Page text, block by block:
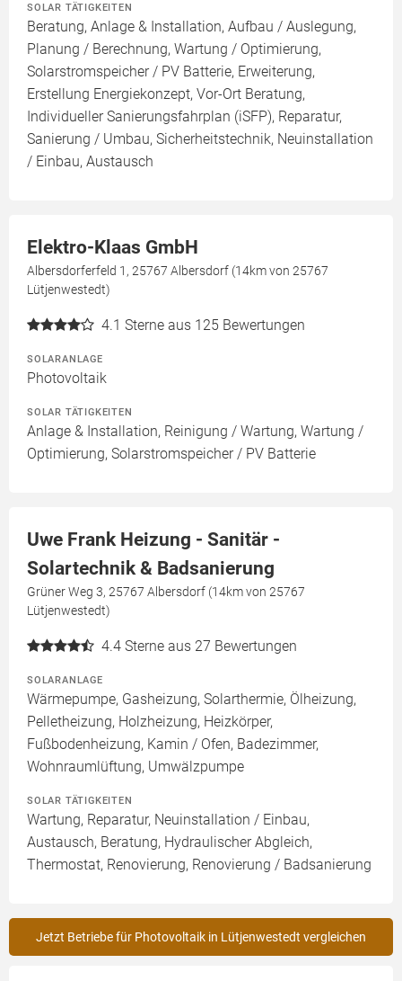
SOLAR TÄTIGKEITEN
Beratung, Anlage & Installation, Aufbau / Auslegung,
Planung / Berechnung, Wartung / Optimierung,
Solarstromspeicher / PV Batterie, Erweiterung,
Erstellung Energiekonzept, Vor-Ort Beratung,
Individueller Sanierungsfahrplan (iSFP), Reparatur,
Sanierung / Umbau, Sicherheitstechnik, Neuinstallation
/ Einbau, Austausch
Elektro-Klaas GmbH
Albersdorferfeld 1, 25767 Albersdorf (14km von 25767
Lütjenwestedt)
4.1 Sterne aus 125 Bewertungen
SOLARANLAGE
Photovoltaik
SOLAR TÄTIGKEITEN
Anlage & Installation, Reinigung / Wartung, Wartung /
Optimierung, Solarstromspeicher / PV Batterie
Uwe Frank Heizung - Sanitär -
Solartechnik & Badsanierung
Grüner Weg 3, 25767 Albersdorf (14km von 25767
Lütjenwestedt)
4.4 Sterne aus 27 Bewertungen
SOLARANLAGE
Wärmepumpe, Gasheizung, Solarthermie, Ölheizung,
Pelletheizung, Holzheizung, Heizkörper,
Fußbodenheizung, Kamin / Ofen, Badezimmer,
Wohnraumlüftung, Umwälzpumpe
SOLAR TÄTIGKEITEN
Wartung, Reparatur, Neuinstallation / Einbau,
Austausch, Beratung, Hydraulischer Abgleich,
Thermostat, Renovierung, Renovierung / Badsanierung
Jetzt Betriebe für Photovoltaik in Lütjenwestedt vergleichen